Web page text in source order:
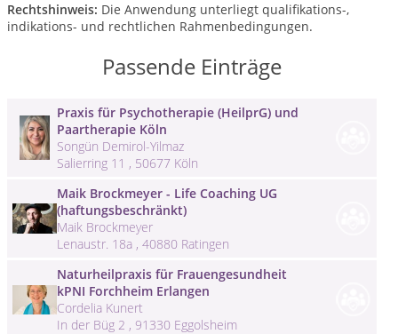
Rechtshinweis: Die Anwendung unterliegt qualifikations-,
indikations- und rechtlichen Rahmenbedingungen.
Passende Einträge
Praxis für Psychotherapie (HeilprG) und
Paartherapie Köln
Songün Demirol-Yilmaz
Salierring 11 , 50677 Köln
Maik Brockmeyer - Life Coaching UG
(haftungsbeschränkt)
Maik Brockmeyer
Lenaustr. 18a , 40880 Ratingen
Naturheilpraxis für Frauengesundheit
kPNI Forchheim Erlangen
Cordelia Kunert
In der Büg 2 , 91330 Eggolsheim